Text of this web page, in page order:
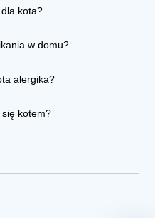
kota?
w domu?
alergika?
kotem?